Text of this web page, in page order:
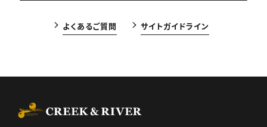
よくあるご質問 サイトガイドライン